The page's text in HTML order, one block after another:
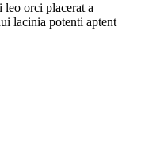
leo orci placerat a
lacinia potenti aptent